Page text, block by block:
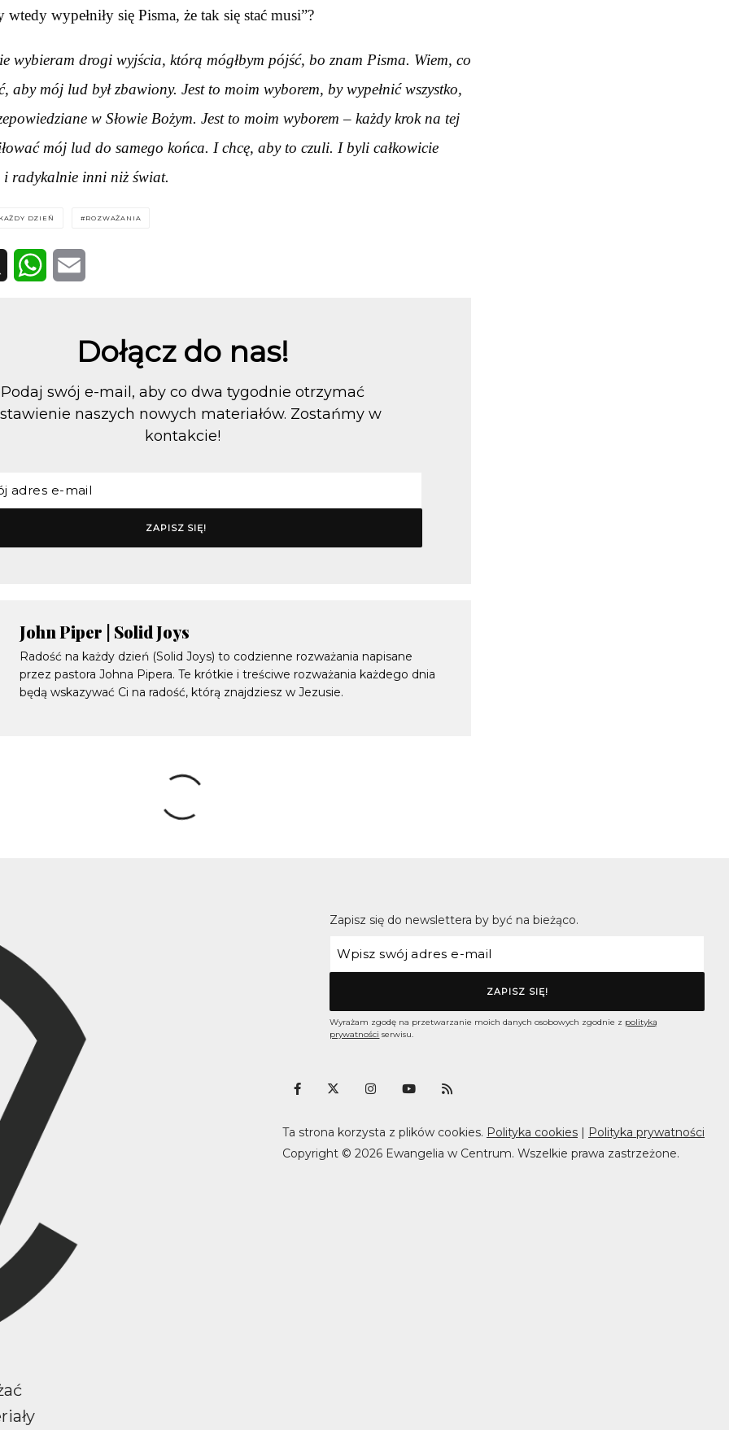
wypełniły się Pisma, że tak się stać musi”?
wybieram drogi wyjścia, którą mógłbym pójść, bo znam Pisma. Wiem, co
aby mój lud był zbawiony. Jest to moim wyborem, by wypełnić wszystko,
w Słowie Bożym. Jest to moim wyborem – każdy krok na tej
mój lud do samego końca. I chcę, aby to czuli. I byli całkowicie
i radykalnie inni niż świat.
DZIEŃ ROZWAŻANIA
Dołącz do nas!
Podaj swój e-mail, aby co dwa tygodnie otrzymać
naszych nowych materiałów. Zostańmy w
kontakcie!
John Piper | Solid Joys
Radość na każdy dzień (Solid Joys) to codzienne rozważania napisane
przez pastora Johna Pipera. Te krótkie i treściwe rozważania każdego dnia
będą wskazywać Ci na radość, którą znajdziesz w Jezusie.
Zapisz się do newslettera by być na bieżąco.
Wyrażam zgodę na przetwarzanie moich danych osobowych zgodnie z polityką
prywatności serwisu.
Ta strona korzysta z plików cookies. Polityka cookies | Polityka prywatności
Copyright © 2026 Ewangelia w Centrum. Wszelkie prawa zastrzeżone.